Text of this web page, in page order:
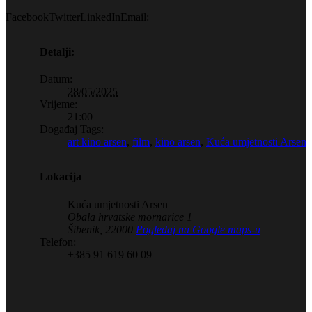
Facebook TwitterLinkedInEmail:
Detalji:
Datum:
28/05/2025
Vrijeme:
21:00
Događaj Tags:
art kino arsen, film, kino arsen, Kuća umjetnosti Arsen
Lokacija
Kuća umjetnosti Arsen
Obala hrvatske mornarice 1
Šibenik
22000 Pogledaj na Google maps-u
Telefon:
+385 91 619 60 09